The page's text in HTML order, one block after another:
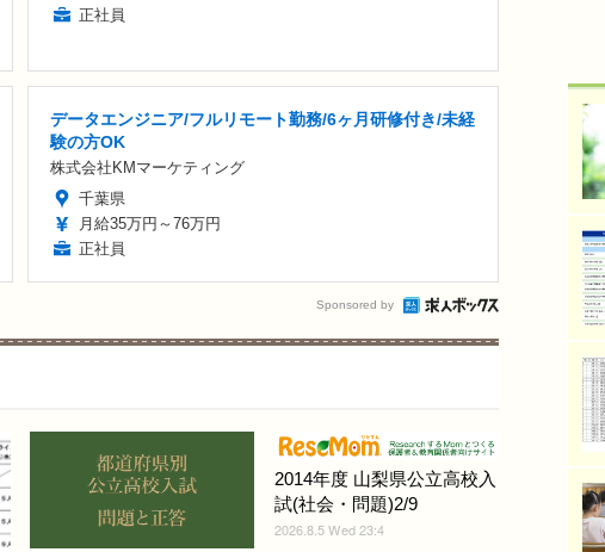
正社員
データエンジニア/フルリモート勤務/6ヶ月研修付き/未経
験の方OK
株式会社KMマーケティング
千葉県
月給35万円～76万円
正社員
Sponsored by
2014年度 山梨県公立高校入
試(社会・問題)2/9
2026.8.5 Wed 23:4